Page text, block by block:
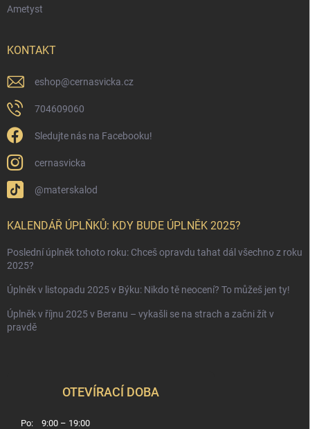
Ametyst
KONTAKT
eshop@cernasvicka.cz
704609060
Sledujte nás na Facebooku!
cernasvicka
@materskalod
KALENDÁŘ ÚPLŇKŮ: KDY BUDE ÚPLNĚK 2025?
Poslední úplněk tohoto roku: Chceš opravdu tahat dál všechno z roku
2025?
Úplněk v listopadu 2025 v Býku: Nikdo tě neocení? To můžeš jen ty!
Úplněk v říjnu 2025 v Beranu – vykašli se na strach a začni žít v
pravdě
OTEVÍRACÍ DOBA
Po:
9:00 – 19:00